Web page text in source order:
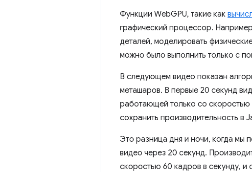
Функции WebGPU, такие как
графический процессор.
деталей, моделировать
можно было выполнить только с
В следующем видео показан
меташаров. В первые 20 секунд
работающей только со скоростью
сохранить производительность в
Это разница дня и ночи, когда мы
видео через 20 секунд.
скоростью 60 кадров в секунду, и